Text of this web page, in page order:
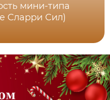
мини-типа
Сларри Сил)